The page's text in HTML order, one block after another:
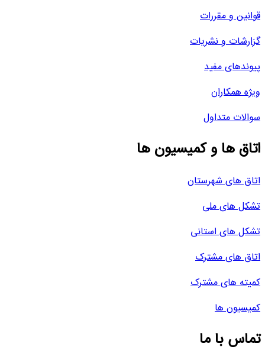
قوانین و مقررات
گزارشات و نشریات
پیوندهای مفید
ویژه همکاران
سوالات متداول
اتاق ها و کمیسیون ها
اتاق های شهرستان
تشکل های ملی
تشکل های استانی
اتاق های مشترک
کمیته های مشترک
کمیسیون ها
تماس با ما